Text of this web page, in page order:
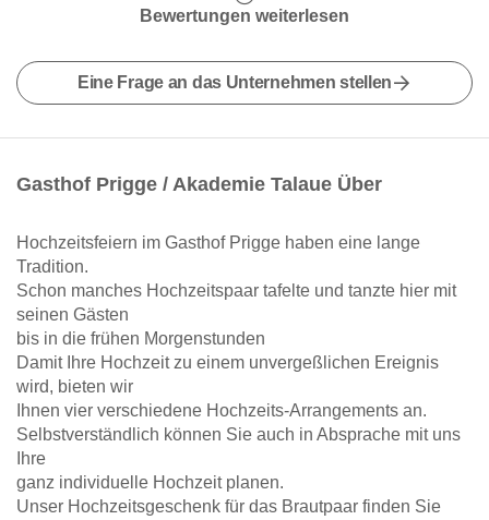
Bewertungen weiterlesen
Eine Frage an das Unternehmen stellen
Gasthof Prigge / Akademie Talaue Über
Hochzeitsfeiern im Gasthof Prigge haben eine lange
Tradition.
Schon manches Hochzeitspaar tafelte und tanzte hier mit
seinen Gästen
bis in die frühen Morgenstunden
Damit Ihre Hochzeit zu einem unvergeßlichen Ereignis
wird, bieten wir
Ihnen vier verschiedene Hochzeits-Arrangements an.
Selbstverständlich können Sie auch in Absprache mit uns
Ihre
ganz individuelle Hochzeit planen.
Unser Hochzeitsgeschenk für das Brautpaar finden Sie